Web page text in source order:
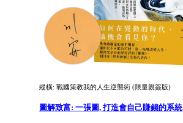
縱橫: 戰國策教我的人生逆襲術 (限量親簽版)
圖解致富: 一張圖, 打造會自己賺錢的系統